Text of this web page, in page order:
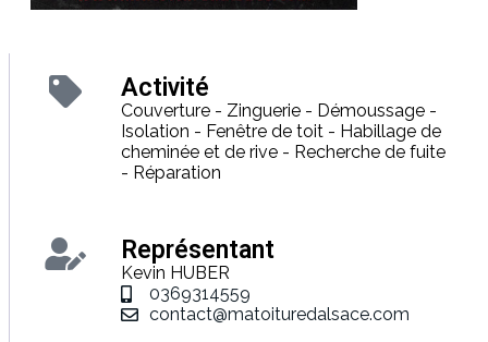
Activité
Couverture - Zinguerie - Démoussage -
Isolation - Fenêtre de toit - Habillage de
cheminée et de rive - Recherche de fuite
- Réparation
Représentant
Kevin HUBER
0369314559
contact@matoituredalsace.com